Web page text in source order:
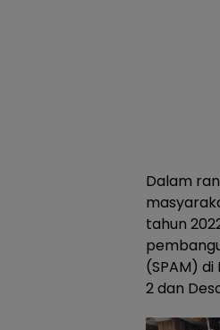
Dalam
tahun
(SPAM) di
2 dan